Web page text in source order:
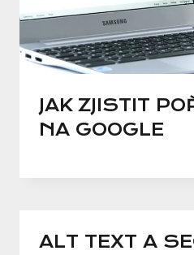
JAK ZJISTIT
NA GOOGLE
ALT TEXT A